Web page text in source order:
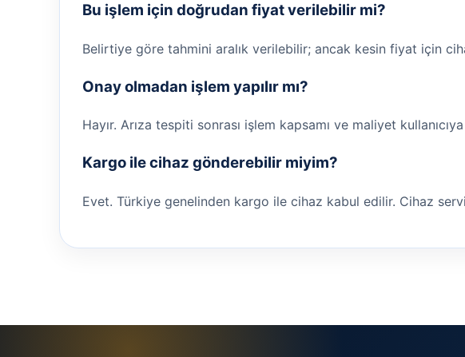
Bu işlem için doğrudan fiyat verilebilir mi?
Belirtiye göre tahmini aralık verilebilir; ancak kesin fiyat için
Onay olmadan işlem yapılır mı?
Hayır. Arıza tespiti sonrası işlem kapsamı ve maliyet
Kargo ile cihaz gönderebilir miyim?
Evet. Türkiye genelinden kargo ile cihaz kabul edilir. Cihaz